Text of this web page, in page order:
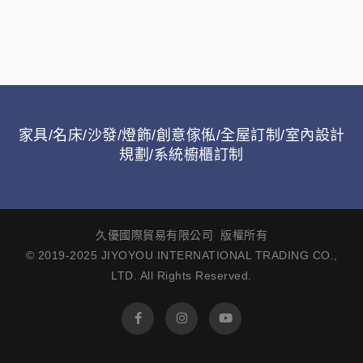
家具/名床/沙發/燈飾/創意傢俬/全屋訂制/室內設計
規劃/系統櫥櫃訂制
久優國際貿易有限公司 版權所有
© 2019-2025 JIYOYOU INTERNATIONAL TRADING CO.,
LTD. All Rights Reserved.